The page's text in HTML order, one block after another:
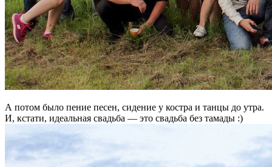
А потом было пение песен, сидение у костра и танцы до утра.
И, кстати, идеальная свадьба — это свадьба без тамады :)